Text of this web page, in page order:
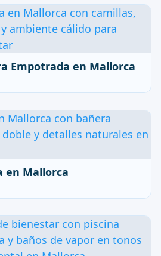
Empotrada en Mallorca
en Mallorca